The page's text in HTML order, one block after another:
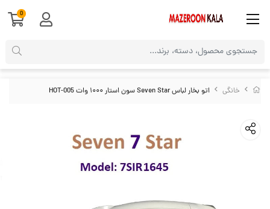
خانگی اتو بخار لباس Seven Star سون استار ۱۰۰۰ وات HOT-005
0